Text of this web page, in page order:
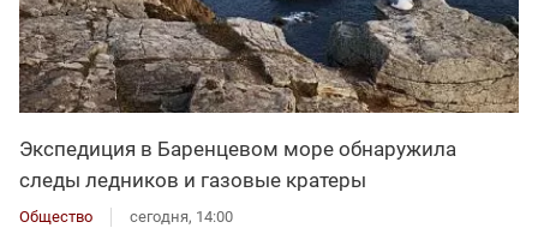
Экспедиция в Баренцевом море обнаружила
следы ледников и газовые кратеры
Общество сегодня, 14:00